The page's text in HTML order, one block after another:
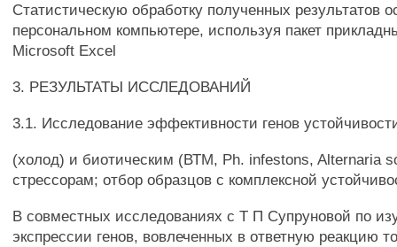
Статистическую обработку полученных результатов
персональном компьютере, используя пакет
Microsoft Excel
3. РЕЗУЛЬТАТЫ ИССЛЕДОВАНИЙ
3.1. Исследование эффективности генов
(холод) и биотическим (ВТМ, Ph. infestons, Alternaria
стрессорам; отбор образцов с комплексной
В совместных исследованиях с Т П Супруновой по
экспрессии генов, вовлеченных в ответную реакцию